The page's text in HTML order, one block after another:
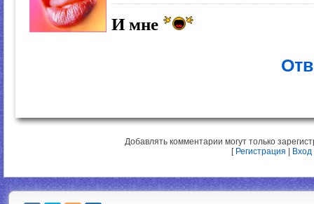
И мне
Добавлять комментарии могут только
[ Регистрация Вход